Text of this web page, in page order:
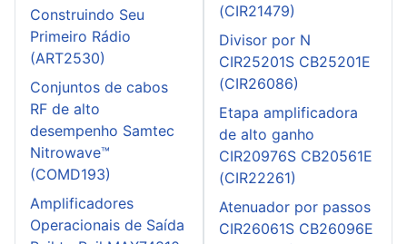
Construindo Seu
Primeiro Rádio
(ART2530)
Conjuntos de cabos
RF de alto
desempenho Samtec
Nitrowave™
(COMD193)
Amplificadores
Operacionais de Saída
(CIR21479)
Divisor por N
CIR25201S CB25201E
(CIR26086)
Etapa amplificadora
de alto ganho
CIR20976S CB20561E
(CIR22261)
Atenuador por passos
CIR26061S CB26096E